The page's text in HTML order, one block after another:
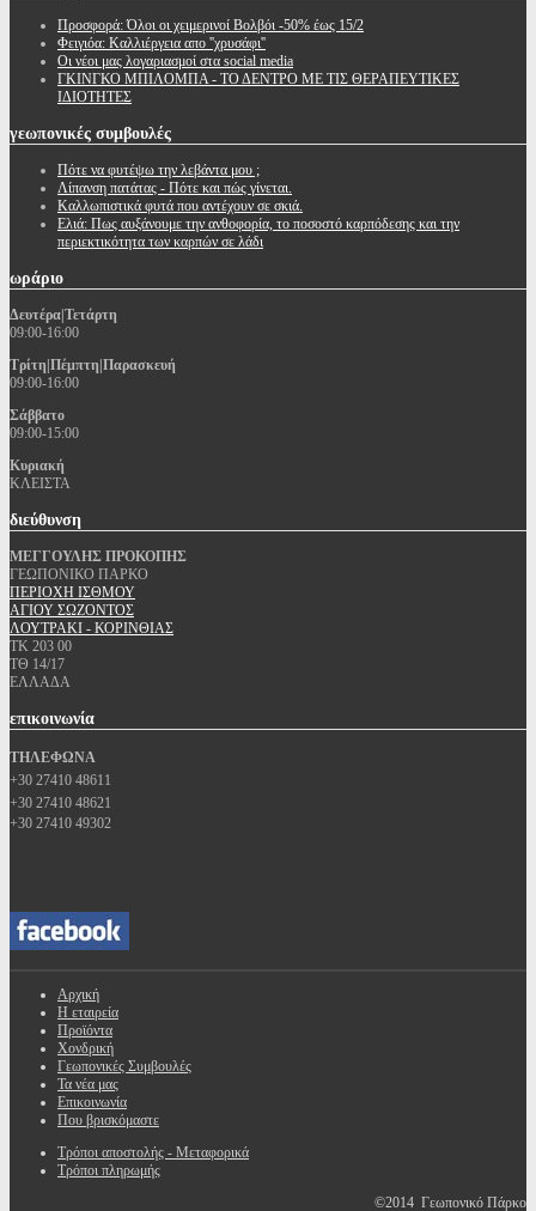
Προσφορά: Όλοι οι χειμερινοί Βολβόι -50% έως 15/2
Φειγιόα: Καλλιέργεια απο ''χρυσάφι''
Oι νέοι μας λογαριασμοί στα social media
ΓΚΙΝΓΚΟ ΜΠΙΛΟΜΠΑ - ΤΟ ΔΕΝΤΡΟ ΜΕ ΤΙΣ ΘΕΡΑΠΕΥΤΙΚΕΣ
ΙΔΙΟΤΗΤΕΣ
γεωπονικές συμβουλές
Πότε να φυτέψω την λεβάντα μου ;
Λίπανση πατάτας - Πότε και πώς γίνεται.
Καλλωπιστικά φυτά που αντέχουν σε σκιά.
Ελιά: Πως αυξάνουμε την ανθοφορία, το ποσοστό καρπόδεσης και την
περιεκτικότητα των καρπών σε λάδι
ωράριο
Δευτέρα|Τετάρτη
09:00-16:00
Τρίτη|Πέμπτη|Παρασκευή
09:00-16:00
Σάββατο
09:00-15:00
Κυριακή
ΚΛΕΙΣΤΑ
διεύθυνση
ΜΕΓΓΟΥΛΗΣ ΠΡΟΚΟΠΗΣ
ΓΕΩΠΟΝΙΚΟ ΠΑΡΚΟ
ΠΕΡΙΟΧΗ ΙΣΘΜΟΥ
ΑΓΙΟΥ ΣΩΖΟΝΤΟΣ
ΛΟΥΤΡΑΚΙ - ΚΟΡΙΝΘΙΑΣ
ΤΚ 203 00
ΤΘ 14/17
ΕΛΛΑΔΑ
επικοινωνία
ΤΗΛΕΦΩΝΑ
+30 27410 48611
+30 27410 48621
+30 27410 49302
Αρχική
Η εταιρεία
Προϊόντα
Χονδρική
Γεωπονικές Συμβουλές
Τα νέα μας
Επικοινωνία
Που βρισκόμαστε
Τρόποι αποστολής - Μεταφορικά
Τρόποι πληρωμής
©2014 Γεωπονικό Πάρκο